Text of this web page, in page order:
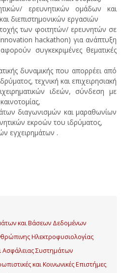
ερευνητικών ομάδων και
διεπιστημονικών εργασιών
των φοιτητών/ ερευνητών σε
hackathon) για ανάπτυξη
συγκεκριμένες θεματικές
δυναμικής που απορρέει από
τεχνική και επιχειρησιακή
ιδεών, σύνδεση με
διαγωνισμών και μαραθωνίων
εκροών του ιδρύματος,
εγχειρημάτων .
και Βάσεων Δεδομένων
Ηλεκτροφυσιολογίας
Ασφάλειας Συστημάτων
και Κοινωνικές Επιστήμες